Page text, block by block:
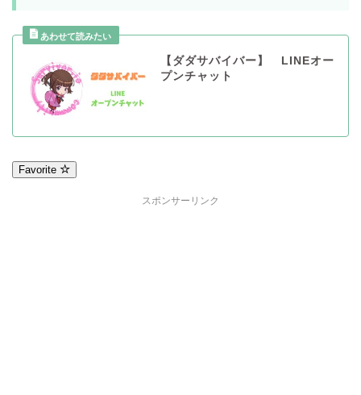
【ダダサバイバー】 LINEオー
プンチャット
Favorite
スポンサーリンク